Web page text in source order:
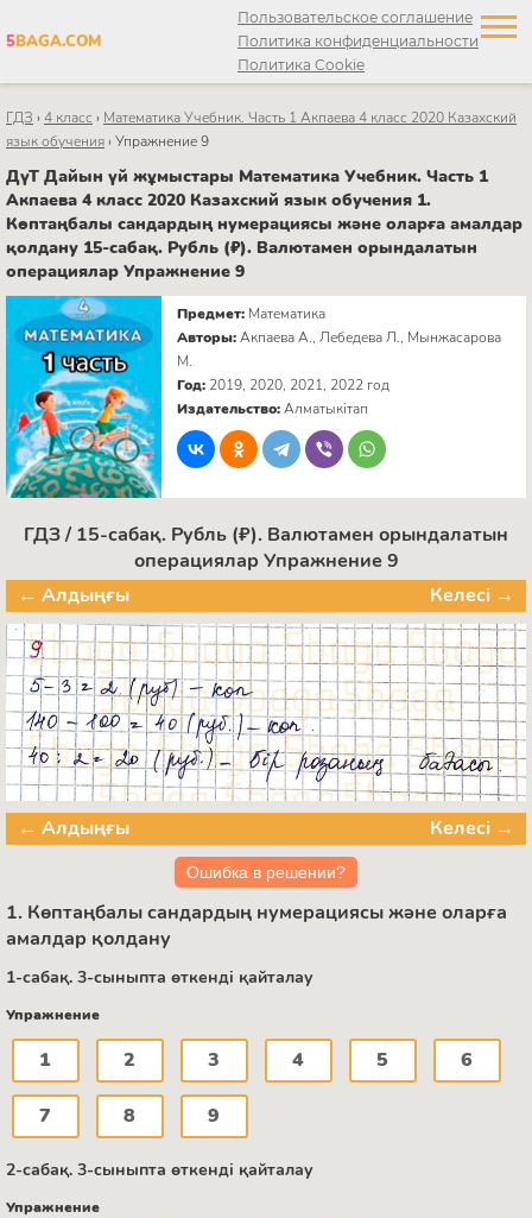
5BAGA.COM
Пользовательское соглашение
Политика конфиденциальности
Политика Cookie
ГДЗ ›4 класс › Математика Учебник. Часть 1 Акпаева 4 класс 2020 Казахский
язык обучения›Упражнение 9
ДүТ Дайын үй жұмыстары Математика Учебник. Часть 1
Акпаева 4 класс 2020 Казахский язык обучения 1.
Көптаңбалы сандардың нумерациясы және оларға амалдар
қолдану 15-сабақ. Рубль (₽). Валютамен орындалатын
операциялар Упражнение 9
Предмет: Математика
Авторы:Акпаева А., Лебедева Л., Мынжасарова
М.
Год: 2019, 2020, 2021, 2022 год
Издательство:Алматыкітап
ГДЗ / 15-сабақ. Рубль (₽). Валютамен орындалатын
операциялар Упражнение 9
← Алдыңғы
Келесі →
← Алдыңғы Келесі →
Ошибка в решении?
1. Көптаңбалы сандардың нумерациясы және оларға
амалдар қолдану
1-сабақ. 3-сыныпта өткенді қайталау
Упражнение
1 2 3 4 5 6
7 8 9
2-сабақ. 3-сыныпта өткенді қайталау
Упражнение